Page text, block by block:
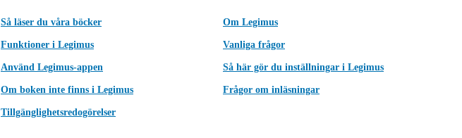
Så läser du våra böcker
Funktioner i Legimus
Använd Legimus-appen
Om boken inte finns i Legimus
Tillgänglighetsredogörelser
Om Legimus
Vanliga frågor
Så här gör du inställningar i Legimus
Frågor om inläsningar